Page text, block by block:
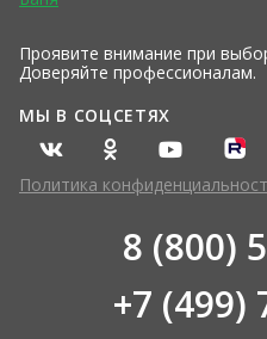
Проявите внимание при
Доверяйте профессионалам.
МЫ В СОЦСЕТЯХ
Политика
8 (800)
+7 (499)